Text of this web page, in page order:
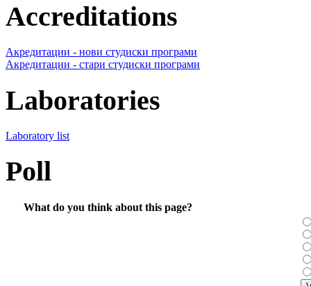
Accreditations
Акредитации - нови студиски програми
Акредитации - стари студиски програми
Laboratories
Laboratory list
Poll
What do you think about this page?